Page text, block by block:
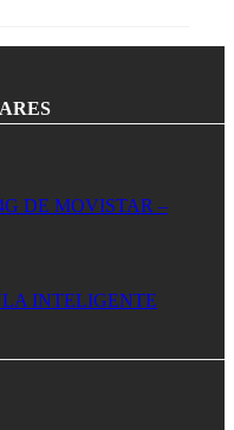
DE MOVISTAR –
INTELIGENTE